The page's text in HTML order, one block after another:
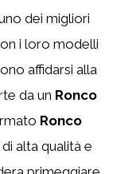
dei migliori
i loro modelli
affidarsi alla
da un Ronco
Ronco
alta qualità e